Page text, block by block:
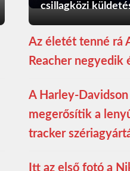
csillagközi
Az életét tenné rá
Reacher negyedik
A Harley-
megerősítik a
tracker
Itt az első fotó a